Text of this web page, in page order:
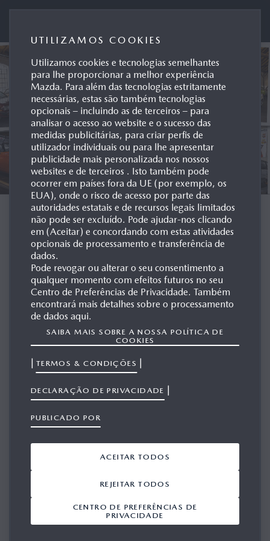
ARQUIVO POR
MODELO
EUROPA
MAZDA3
UTILIZAMOS COOKIES
Utilizamos cookies e tecnologias semelhantes
para lhe proporcionar a melhor experiência
Mazda. Para além das tecnologias estritamente
necessárias, estas são também tecnologias
opcionais – incluindo as de terceiros – para
analisar o acesso ao website e o sucesso das
medidas publicitárias, para criar perfis de
utilizador individuais ou para lhe apresentar
publicidade mais personalizada nos nossos
websites e de terceiros . Isto também pode
ocorrer em países fora da UE (por exemplo, os
EUA), onde o risco de acesso por parte das
autoridades estatais e de recursos legais limitados
não pode ser excluído. Pode ajudar-nos clicando
em (Aceitar) e concordando com estas atividades
opcionais de processamento e transferência de
dados.
Pode revogar ou alterar o seu consentimento a
qualquer momento com efeitos futuros no seu
Centro de Preferências de Privacidade. Também
encontrará mais detalhes sobre o processamento
de dados aqui.
SAIBA MAIS SOBRE A NOSSA POLÍTICA DE
COOKIES
| TERMOS & CONDIÇÕES |
DECLARAÇÃO DE PRIVACIDADE |
PUBLICADO POR
CENTRO DE PREFERÊNCIAS DE
PRIVACIDADE
REJEITAR TODOS
ACEITAR TODOS